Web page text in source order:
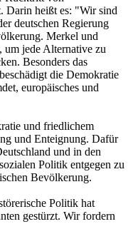
Darin heißt es: "Wir sind
deutschen Regierung
Merkel und
um jede Alternative zu
Besonders das
die Demokratie
europäisches und
und friedlichem
und Enteignung. Dafür
und in den
Politik entgegen zu
Bevölkerung.
Politik hat
gestürzt. Wir fordern